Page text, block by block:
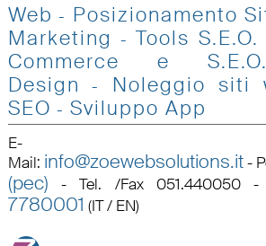
Web - Posizionamento
Marketing - Tools S.E.O.
Commerce e S.E.O.
Design
- Noleggio siti
SEO - Sviluppo App
E-
Mail: info@zoewebsolutions.it-
(pec) -Tel. /Fax 051.440050
7780001 (IT / EN)